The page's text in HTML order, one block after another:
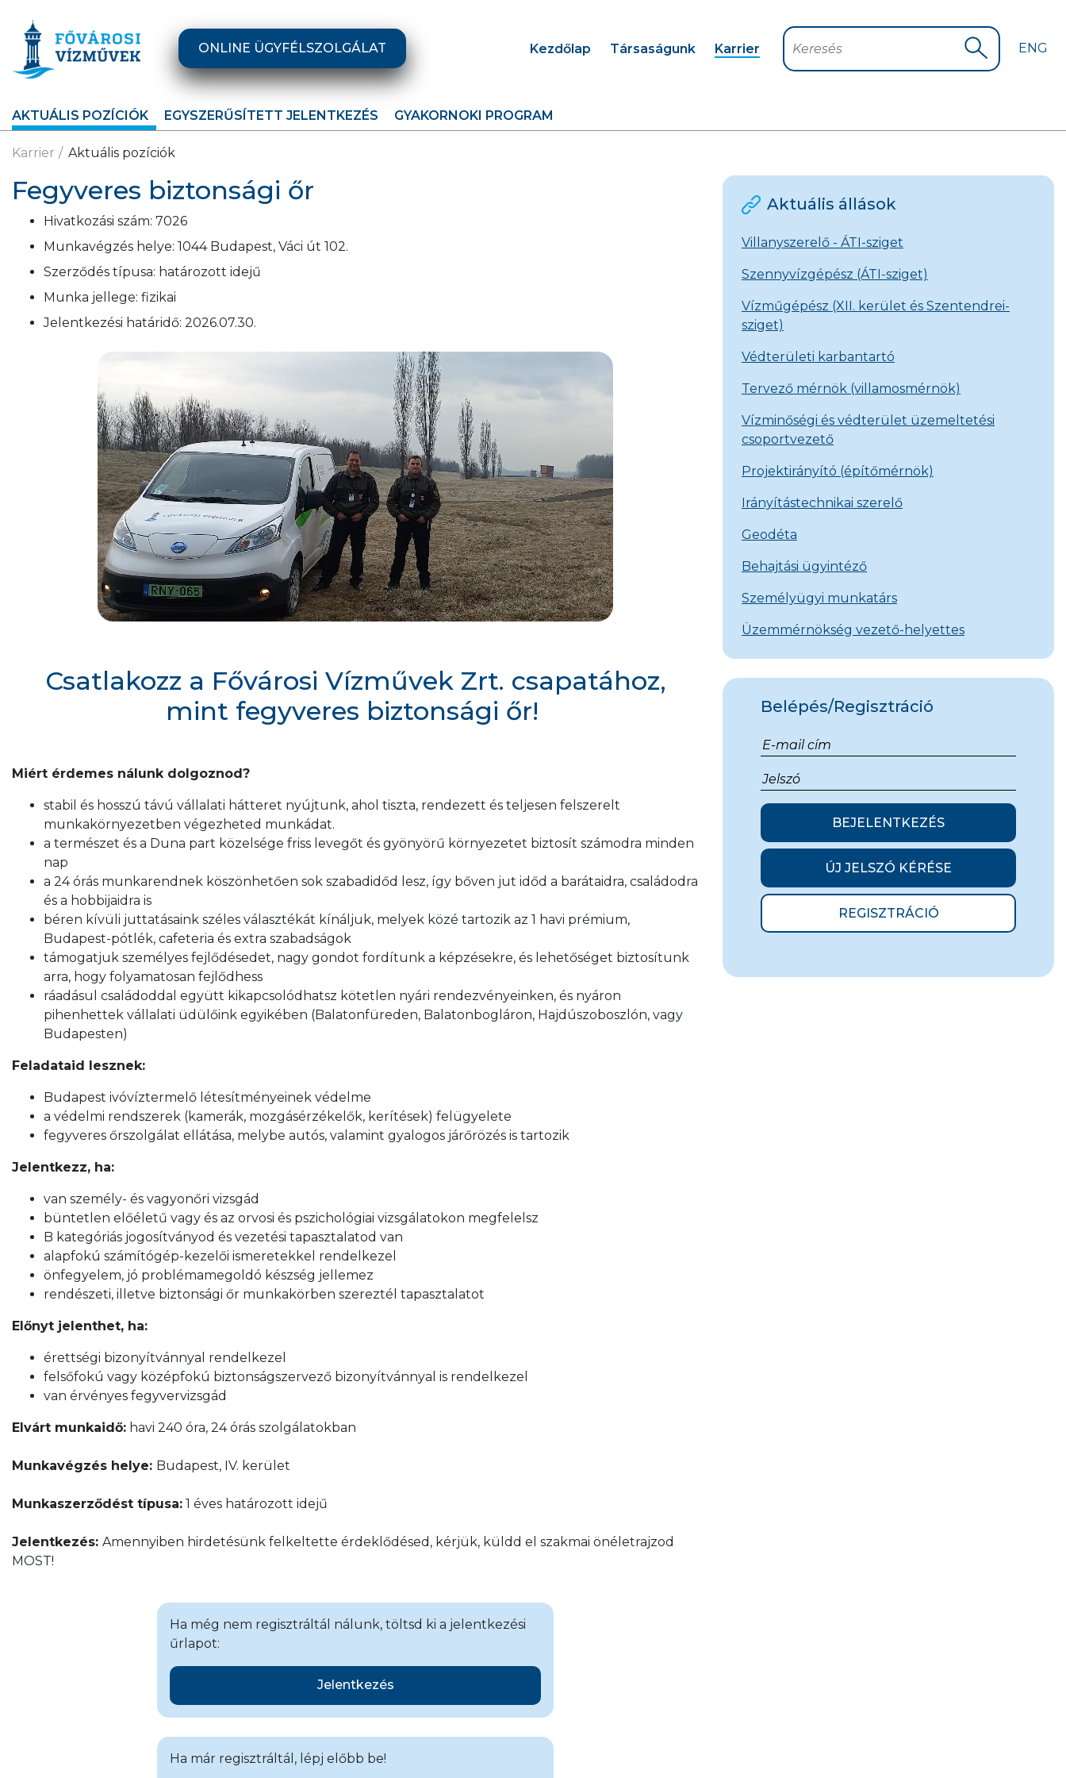
ONLINE ÜGYFÉLSZOLGÁLAT Kezdőlap Társaságunk Karrier Keresés Keresés
ENG
AKTUÁLIS POZÍCIÓK EGYSZERŰSÍTETT JELENTKEZÉS GYAKORNOKI PROGRAM
Karrier Aktuális pozíciók
Fegyveres biztonsági őr
Hivatkozási szám: 7026
Munkavégzés helye: 1044 Budapest, Váci út 102.
Szerződés típusa: határozott idejű
Munka jellege: fizikai
Jelentkezési határidő: 2026.07.30.
Csatlakozz a Fővárosi Vízművek Zrt. csapatához,
mint fegyveres biztonsági őr!
Miért érdemes nálunk dolgoznod?
stabil és hosszú távú vállalati hátteret nyújtunk, ahol tiszta, rendezett és teljesen felszerelt
munkakörnyezetben végezheted munkádat.
a természet és a Duna part közelsége friss levegőt és gyönyörű környezetet biztosít számodra minden
nap
a 24 órás munkarendnek köszönhetően sok szabadidőd lesz, így bőven jut időd a barátaidra, családodra
és a hobbijaidra is
béren kívüli juttatásaink széles választékát kínáljuk, melyek közé tartozik az 1 havi prémium,
Budapest-pótlék, cafeteria és extra szabadságok
támogatjuk személyes fejlődésedet, nagy gondot fordítunk a képzésekre, és lehetőséget biztosítunk
arra, hogy folyamatosan fejlődhess
ráadásul családoddal együtt kikapcsolódhatsz kötetlen nyári rendezvényeinken, és nyáron
pihenhettek vállalati üdülőink egyikében (Balatonfüreden, Balatonbogláron, Hajdúszoboszlón, vagy
Budapesten)
Feladataid lesznek:
Budapest ivóvíztermelő létesítményeinek védelme
a védelmi rendszerek (kamerák, mozgásérzékelők, kerítések) felügyelete
fegyveres őrszolgálat ellátása, melybe autós, valamint gyalogos járőrözés is tartozik
Jelentkezz, ha:
van személy- és vagyonőri vizsgád
büntetlen előéletű vagy és az orvosi és pszichológiai vizsgálatokon megfelelsz
B kategóriás jogosítványod és vezetési tapasztalatod van
alapfokú számítógép-kezelői ismeretekkel rendelkezel
önfegyelem, jó problémamegoldó készség jellemez
rendészeti, illetve biztonsági őr munkakörben szereztél tapasztalatot
Előnyt jelenthet, ha:
érettségi bizonyítvánnyal rendelkezel
felsőfokú vagy középfokú biztonságszervező bizonyítvánnyal is rendelkezel
van érvényes fegyvervizsgád
Elvárt munkaidő: havi 240 óra, 24 órás szolgálatokban
Munkavégzés helye: Budapest, IV. kerület
Munkaszerződést típusa: 1 éves határozott idejű
Jelentkezés: Amennyiben hirdetésünk felkeltette érdeklődésed, kérjük, küldd el szakmai önéletrajzod
MOST!
Ha még nem regisztráltál nálunk, töltsd ki a jelentkezési
űrlapot:
Jelentkezés
Ha már regisztráltál, lépj előbb be!
Aktuális állások
Villanyszerelő - ÁTI-sziget
Szennyvízgépész (ÁTI-sziget)
Vízműgépész (XII. kerület és Szentendrei-
sziget)
Védterületi karbantartó
Tervező mérnök (villamosmérnök)
Vízminőségi és védterület üzemeltetési
csoportvezető
Projektirányító (építőmérnök)
Irányítástechnikai szerelő
Geodéta
Behajtási ügyintéző
Személyügyi munkatárs
Üzemmérnökség vezető-helyettes
Belépés/Regisztráció
BEJELENTKEZÉS
ÚJ JELSZÓ KÉRÉSE
REGISZTRÁCIÓ